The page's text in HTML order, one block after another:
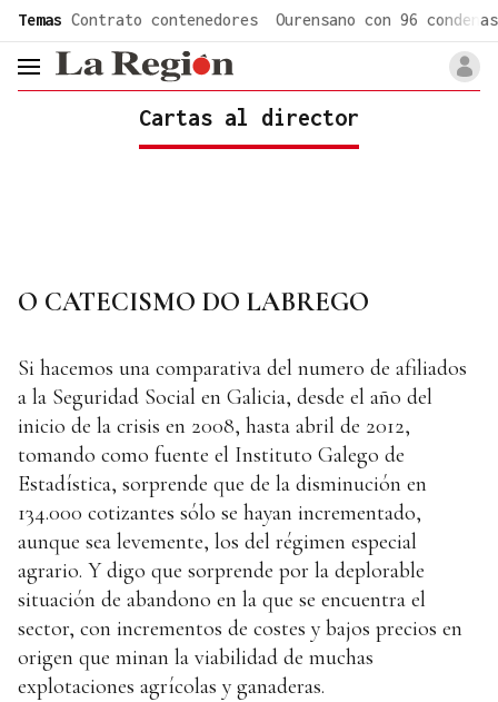
Temas Contrato contenedores Ourensano con 96 condenas
header.menu.open
Cartas al director
O CATECISMO DO LABREGO
Si hacemos una comparativa del numero de afiliados
a la Seguridad Social en Galicia, desde el año del
inicio de la crisis en 2008, hasta abril de 2012,
tomando como fuente el Instituto Galego de
Estadística, sorprende que de la disminución en
134.000 cotizantes sólo se hayan incrementado,
aunque sea levemente, los del régimen especial
agrario. Y digo que sorprende por la deplorable
situación de abandono en la que se encuentra el
sector, con incrementos de costes y bajos precios en
origen que minan la viabilidad de muchas
explotaciones agrícolas y ganaderas.